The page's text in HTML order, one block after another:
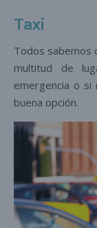
Taxi
Todos sabemos
multitud de
emergencia o
buena opción.